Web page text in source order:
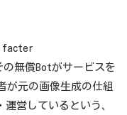
無償Botがサービスを
が元の画像生成の仕組
営しているという、